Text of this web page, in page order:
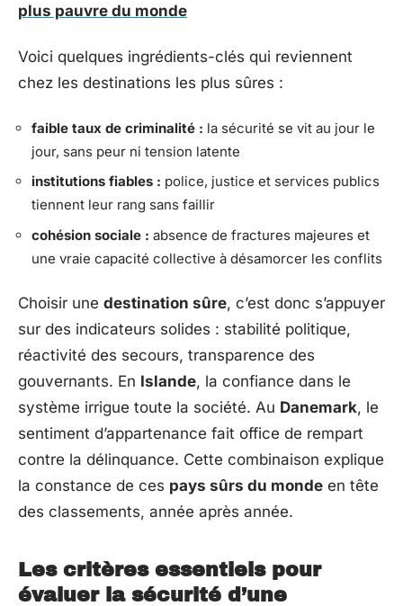
plus pauvre du monde
Voici quelques ingrédients-clés qui reviennent
chez les destinations les plus sûres :
faible taux de criminalité : la sécurité se vit au jour le
jour, sans peur ni tension latente
institutions fiables : police, justice et services publics
tiennent leur rang sans faillir
cohésion sociale : absence de fractures majeures et
une vraie capacité collective à désamorcer les conflits
Choisir une destination sûre, c’est donc s’appuyer
sur des indicateurs solides : stabilité politique,
réactivité des secours, transparence des
gouvernants. En Islande, la confiance dans le
système irrigue toute la société. Au Danemark, le
sentiment d’appartenance fait office de rempart
contre la délinquance. Cette combinaison explique
la constance de ces pays sûrs du monde en tête
des classements, année après année.
Les critères essentiels pour
évaluer la sécurité d’une